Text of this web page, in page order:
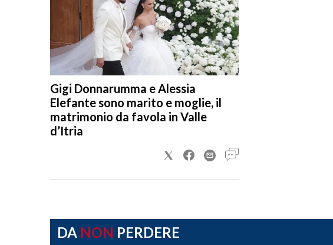
Gigi Donnarumma e Alessia
Elefante sono marito e moglie, il
matrimonio da favola in Valle
d’Itria
DA NON PERDERE